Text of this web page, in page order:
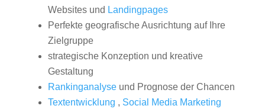
Websites und Landingpages
Perfekte geografische Ausrichtung auf Ihre
Zielgruppe
strategische Konzeption und kreative
Gestaltung
Rankinganalyseund Prognose der Chancen
Textentwicklung , Social Media Marketing